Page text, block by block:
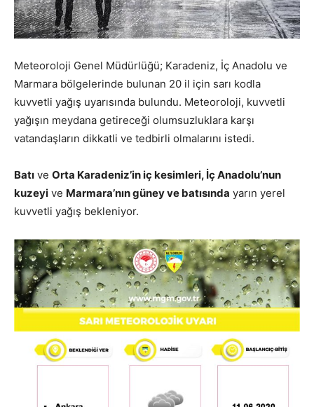
Meteoroloji Genel Müdürlüğü; Karadeniz, İç Anadolu ve
Marmara bölgelerinde bulunan 20 il için sarı kodla
kuvvetli yağış uyarısında bulundu. Meteoroloji, kuvvetli
yağışın meydana getireceği olumsuzluklara karşı
vatandaşların dikkatli ve tedbirli olmalarını istedi.
Batı ve Orta Karadeniz’in iç kesimleri, İç Anadolu’nun
kuzeyi ve Marmara’nın güney ve batısında yarın yerel
kuvvetli yağış bekleniyor.